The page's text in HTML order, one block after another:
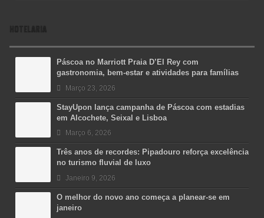
HOTELARIA
Páscoa no Marriott Praia D’El Rey com
gastronomia, bem-estar e atividades para famílias
Março 23, 2026
StayUpon lança campanha de Páscoa com estadias
em Alcochete, Seixal e Lisboa
Março 6, 2026
Três anos de recordes: Pipadouro reforça excelência
no turismo fluvial de luxo
Janeiro 9, 2026
O melhor do novo ano começa a planear-se em
janeiro